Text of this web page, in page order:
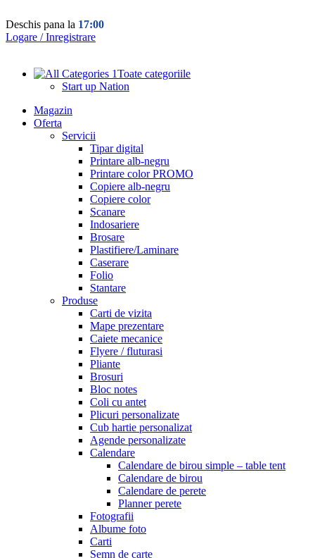
Deschis pana la 17:00
Logare / Inregistrare
Toate categoriile
Start up Nation
Magazin
Oferta
Servicii
Tipar digital
Printare alb-negru
Printare color PROMO
Copiere alb-negru
Copiere color
Scanare
Indosariere
Brosare
Plastifiere/Laminare
Caserare
Folio
Stantare
Produse
Carti de vizita
Mape prezentare
Caiete mecanice
Flyere / fluturasi
Pliante
Brosuri
Bloc notes
Coli cu antet
Plicuri personalizate
Cub hartie personalizat
Agende personalizate
Calendare
Calendare de birou simple – table tent
Calendare de birou
Calendare de perete
Planner perete
Fotografii
Albume foto
Carti
Semn de carte